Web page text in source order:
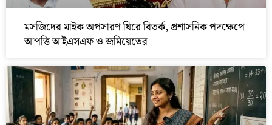
মসজিদের মাইক অপসারণ ঘিরে বিতর্ক, প্রশাসনিক পদক্ষেপে
আপত্তি আইএসএফ ও জমিয়েতের